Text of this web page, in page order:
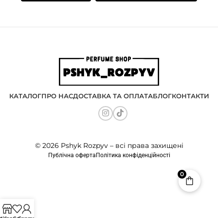
КАТАЛОГПРО НАСДОСТАВКА ТА ОПЛАТАБЛОГКОНТАКТИ
© 2026 Pshyk Rozpyv – всі права захищені
Публічна офертаПолітика конфіденційності
0